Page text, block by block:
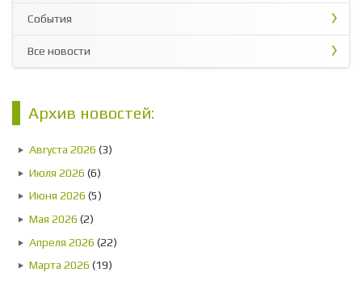
События
Все новости
Архив новостей:
Августа 2026 (3)
Июля 2026 (6)
Июня 2026 (5)
Мая 2026 (2)
Апреля 2026 (22)
Марта 2026 (19)